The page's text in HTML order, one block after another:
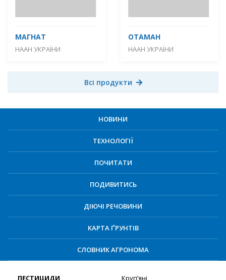
МАГНАТ
НААН УКРАЇНИ
ОТАМАН
НААН УКРАЇНИ
Всі продукти
НОВИНИ
ТЕХНОЛОГІЇ
ПОЧИТАТИ
ПОДИВИТИСЬ
ДІЮЧІ РЕЧОВИНИ
КАРТА ҐРУНТІВ
СЛОВНИК АГРОНОМА
ПЕСТИЦИДИ Круп’яні